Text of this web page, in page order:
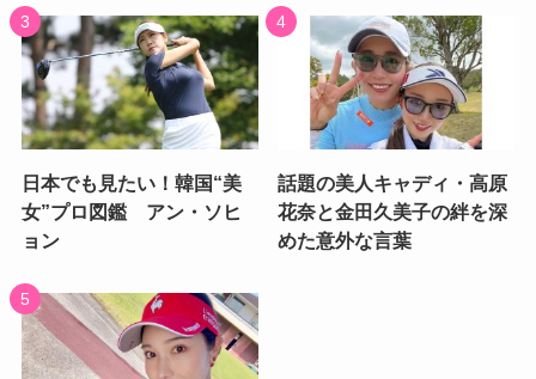
日本でも見たい！韓国“美
女”プロ図鑑 アン・ソヒ
ョン
話題の美人キャディ・高原
花奈と金田久美子の絆を深
めた意外な言葉